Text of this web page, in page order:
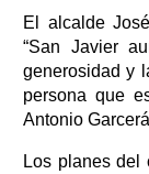
El alcalde
“San Javier
generosidad y
persona que
Antonio
Los planes del